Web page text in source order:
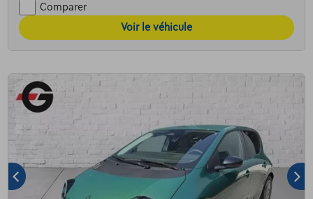
Comparer
Voir le véhicule